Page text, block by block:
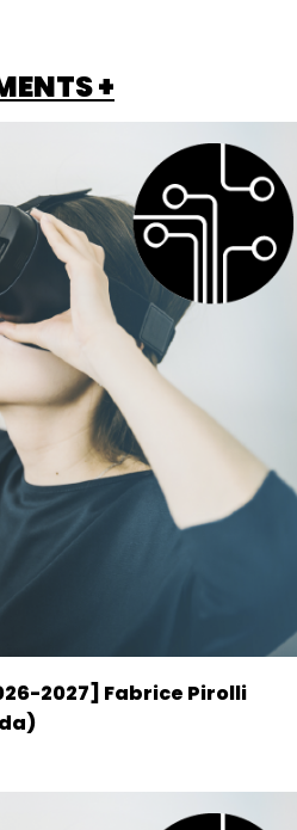
+
2027] Fabrice Pirolli